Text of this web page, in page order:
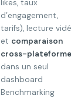
likes, taux
d’engagement,
tarifs), lecture
et comparaison
cross-
dans un seul
dashboard
Benchmarking